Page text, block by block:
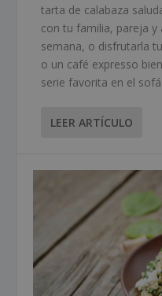
tarta de calabaza
con tu familia, pareja
semana, o disfrutarla
o un café expresso
serie favorita en el
LEER ARTÍCULO